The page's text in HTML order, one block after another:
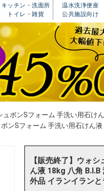
キッチン・洗面所
トイレ・雑貨
温水洗浄便座
公共施設向け
ュボンSフォーム 手洗い用石けん
ンSフォーム 手洗い用石けん液
【販売終了】ウォ
ん液 18kg 八角
外品 イランイラン